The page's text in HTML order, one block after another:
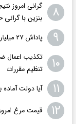
۸
گرانی امروز
بنزین با
۹ پاداش ۲۷ میلیاردی برای گزارش رمزارز غیرمجاز
۱۰
تنظیم مقررات
۱۱ آیا دولت
۱۲ قیمت مرغ امروز